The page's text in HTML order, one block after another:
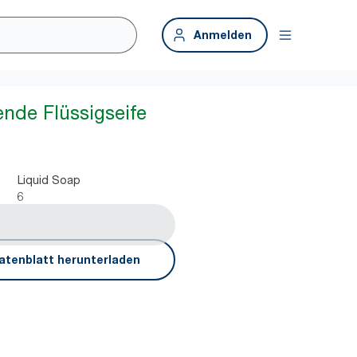
Anmelden
Flüssigseife
Liquid Soap
6
herunterladen